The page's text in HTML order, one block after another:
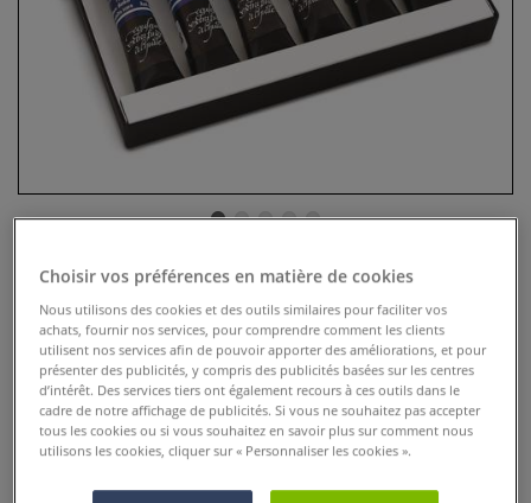
Coffret peinture huile Blockx
1 Commentaire
Bleu d’Outremer naturel, le Lapis Lazuli est extrait d’une
roche et doit sa couleur à la Lazurite minérale.
Plus
Choisir vos préférences en matière de cookies
Nous utilisons des cookies et des outils similaires pour faciliter vos
achats, fournir nos services, pour comprendre comment les clients
utilisent nos services afin de pouvoir apporter des améliorations, et pour
présenter des publicités, y compris des publicités basées sur les centres
d’intérêt. Des services tiers ont également recours à ces outils dans le
cadre de notre affichage de publicités. Si vous ne souhaitez pas accepter
tous les cookies ou si vous souhaitez en savoir plus sur comment nous
utilisons les cookies, cliquer sur « Personnaliser les cookies ».